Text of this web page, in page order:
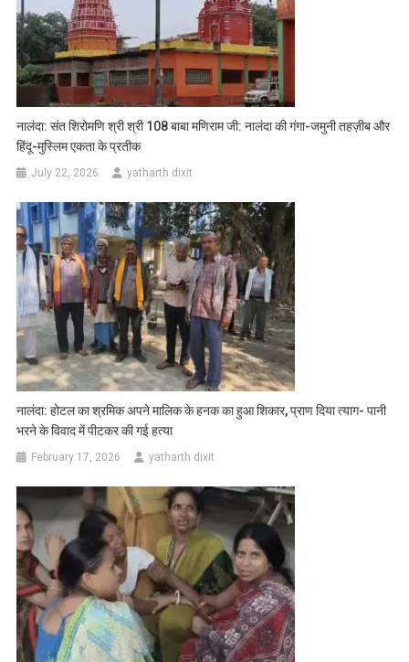
नालंदा: संत शिरोमणि श्री श्री 108 बाबा मणिराम जी: नालंदा की गंगा-जमुनी तहज़ीब और
हिंदू-मुस्लिम एकता के प्रतीक
July 22, 2026 yatharth dixit
नालंदा: होटल का श्रमिक अपने मालिक के हनक का हुआ शिकार, प्राण दिया त्याग- पानी
भरने के विवाद में पीटकर की गई हत्या
February 17, 2026 yatharth dixit